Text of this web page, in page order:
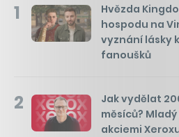
1
Hvězda
hospodu na
vyznání lásky
fanoušků
2
Jak vydělat
měsíců?
akciemi